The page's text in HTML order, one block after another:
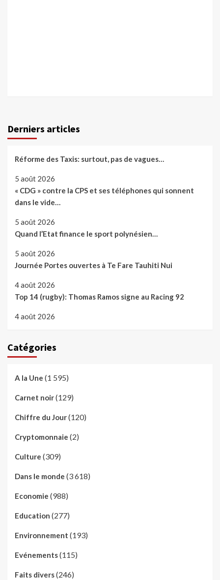
Derniers articles
Réforme des Taxis: surtout, pas de vagues…
5 août 2026
« CDG » contre la CPS et ses téléphones qui sonnent
dans le vide…
5 août 2026
Quand l’Etat finance le sport polynésien…
5 août 2026
Journée Portes ouvertes à Te Fare Tauhiti Nui
4 août 2026
Top 14 (rugby): Thomas Ramos signe au Racing 92
4 août 2026
Catégories
A la Une (1 595)
Carnet noir(129)
Chiffre du Jour(120)
Cryptomonnaie (2)
Culture (309)
Dans le monde (3 618)
Economie (988)
Education (277)
Environnement (193)
Evénements(115)
Faits divers(246)